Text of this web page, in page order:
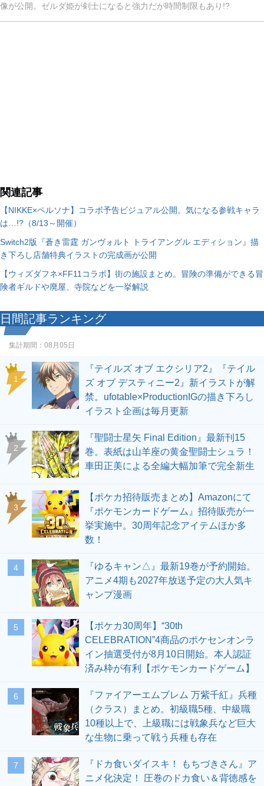
像が公開。ゼルダ姫が剣士になると強力だが時間制限もあり!?
関連記事
【NIKKE×ペルソナ】コラボ予告ビジュアル公開。気になる参戦キャラ
は…!?（8/13～開催）
Switch2版『蒼き雷霆 ガンヴォルト トライアングル エディション』描
き下ろし店舗特典イラストの完成画が公開
【ウィズダフネ×FF11コラボ】街の施設まとめ。冒険の準備ができる冒
険者ギルドや廃屋、寺院などを一挙解説
日間記事ランキング
集計期間： 08月05日
1
『テイルズ オブ エクシリア2』『テイル
ズ オブ デスティニー2』新イラストが解
禁。ufotable×ProductionIGの描き下ろし
イラスト企画は毎月更新
2
『聖闘士星矢 Final Edition』最新刊15
巻。表紙は山羊座の黄金聖闘士シュラ！
車田正美による全編大幅加筆で完全新生
3
【ポケカ招待販売まとめ】Amazonにて
『ポケモンカードゲーム』招待販売が一
挙実施中。30周年記念アイテムほか多
数！
4
『ゆるキャン△』最新19巻が予約開始。
アニメ4期も2027年放送予定の大人気キ
ャンプ漫画
5
【ポケカ30周年】“30th
CELEBRATION”4商品のポケセンオンラ
イン抽選受付が8月10日開始。本人認証
済み枠が有利【ポケモンカードゲーム】
6
『ファイアーエムブレム 万紫千紅』兵種
（クラス）まとめ。初級職5種、中級職
10種以上で、上級職には戦象兵など巨大
な生物に乗って戦う兵種も存在
7
『ドカ食いダイスキ！ もちづきさん』ア
ニメ化決定！ 圧巻のドカ食い＆背徳感を